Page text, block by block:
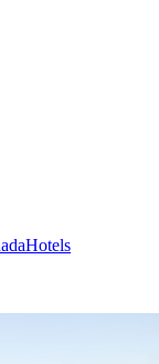
Hotels